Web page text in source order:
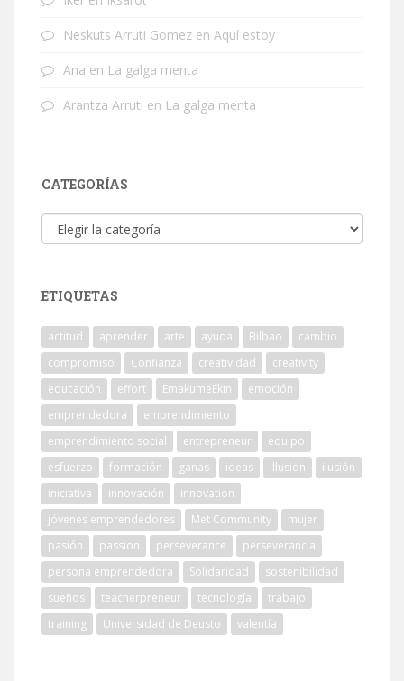
Neskuts Arruti Gomez en Aquí estoy
Ana en La galga menta
Arantza Arruti en La galga menta
CATEGORÍAS
Categorías
ETIQUETAS
actitud aprender arte ayuda Bilbao
cambio
compromiso
Confianza creatividad
creativity
educación
effort EmakumeEkin
emoción
emprendedora
emprendimiento
emprendimiento social
entrepreneur
equipo
esfuerzo
formación ganas ideas illusion
ilusión
iniciativa
innovación
innovation
jóvenes emprendedores
Met Community
mujer
pasión
passion perseverance
perseverancia
persona emprendedora
Solidaridad
sostenibilidad
sueños
teacherpreneur tecnología
trabajo
training
Universidad de Deusto valentía